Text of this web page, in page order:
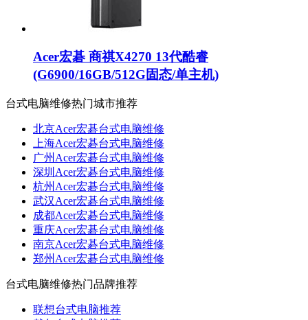
Acer宏碁 商祺X4270 13代酷睿
(G6900/16GB/512G固态/单主机)
台式电脑维修热门城市推荐
北京Acer宏碁台式电脑维修
上海Acer宏碁台式电脑维修
广州Acer宏碁台式电脑维修
深圳Acer宏碁台式电脑维修
杭州Acer宏碁台式电脑维修
武汉Acer宏碁台式电脑维修
成都Acer宏碁台式电脑维修
重庆Acer宏碁台式电脑维修
南京Acer宏碁台式电脑维修
郑州Acer宏碁台式电脑维修
台式电脑维修热门品牌推荐
联想台式电脑推荐